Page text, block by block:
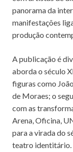
panorama da
manifestações
produção
A publicação é
aborda o século
figuras como
de Moraes; o
com as
Arena, Oficina,
para a virada do
teatro identitário.